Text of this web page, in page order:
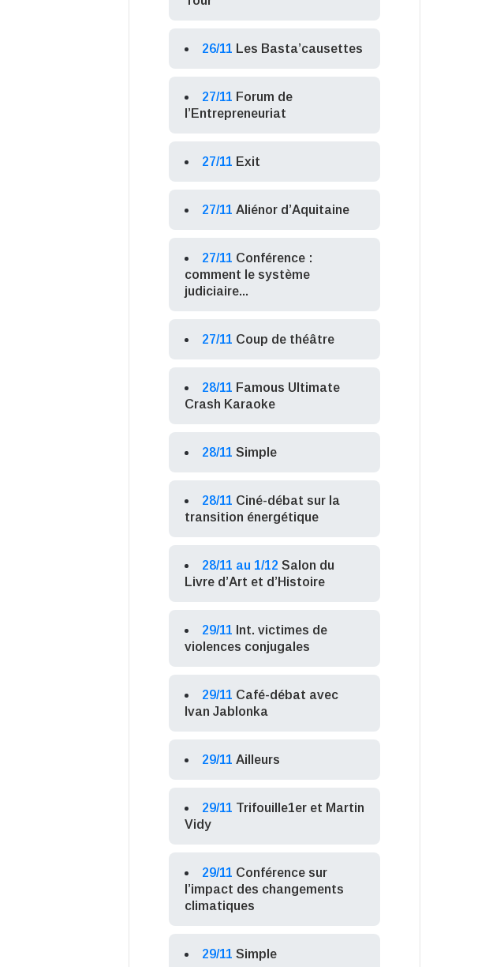
26/11 Les Basta’causettes
27/11 Forum de
l’Entrepreneuriat
27/11 Exit
27/11 Aliénor d’Aquitaine
27/11 Conférence :
comment le système
judiciaire...
27/11 Coup de théâtre
28/11 Famous Ultimate
Crash Karaoke
28/11 Simple
28/11 Ciné-débat sur la
transition énergétique
28/11 au 1/12 Salon du
Livre d’Art et d’Histoire
29/11 Int. victimes de
violences conjugales
29/11 Café-débat avec
Ivan Jablonka
29/11 Ailleurs
29/11 Trifouille1er et Martin
Vidy
29/11 Conférence sur
l’impact des changements
climatiques
29/11 Simple